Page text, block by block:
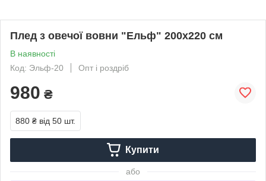
Плед з овечої вовни "Ельф" 200x220 см
В наявності
Код: Эльф-20
Опт і роздріб
980 ₴
880 ₴ від 50 шт.
Купити
або